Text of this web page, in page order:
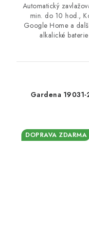
Automatický
min. do 10 hod.,
Google Home a
alkalické
Gardena
DOPRAVA ZDARMA